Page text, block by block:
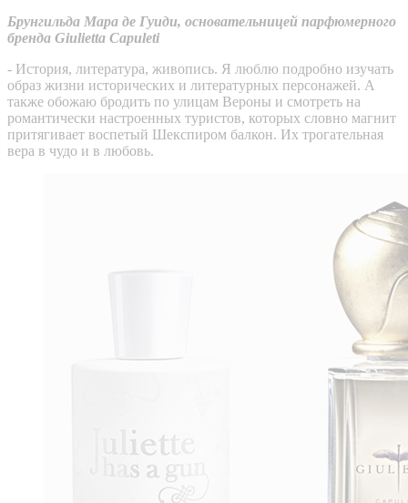
Брунгильда Мара де Гуиди, основательницей парфюмерного
бренда Giulietta Capuleti
- История, литература, живопись. Я люблю подробно изучать
образ жизни исторических и литературных персонажей. А
также обожаю бродить по улицам Вероны и смотреть на
романтически настроенных туристов, которых словно магнит
притягивает воспетый Шекспиром балкон. Их трогательная
вера в чудо и в любовь.